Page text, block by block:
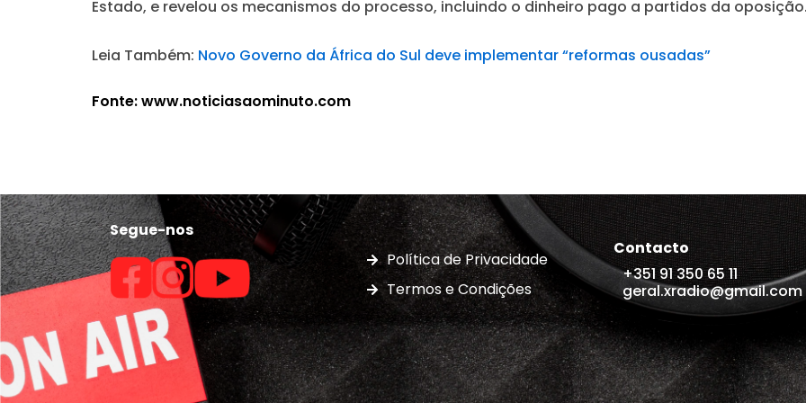
Estado, e revelou os mecanismos do processo, incluindo o dinheiro pago a partidos da
Leia Também: Novo Governo da África do Sul deve implementar “reformas ousadas”
Fonte: www.noticiasaominuto.com
Segue-nos
Política de Privacidade
Termos e Condições
Contacto
+351 91 350 65 11
geral.xradio@gmail.com